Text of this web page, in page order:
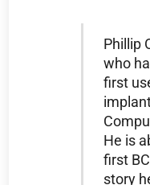
Phillip
who
first
He is
first
story